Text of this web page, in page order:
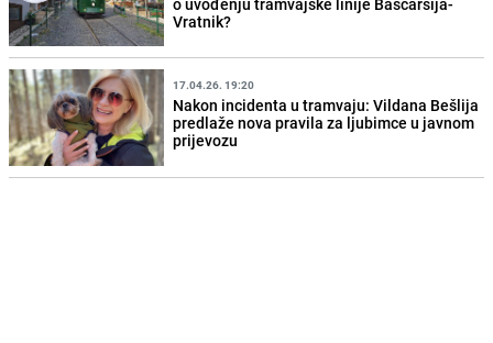
Vratnik?
17.04.26. 19:20
Nakon incidenta u tramvaju: Vildana Bešlija
predlaže nova pravila za ljubimce u javnom
prijevozu